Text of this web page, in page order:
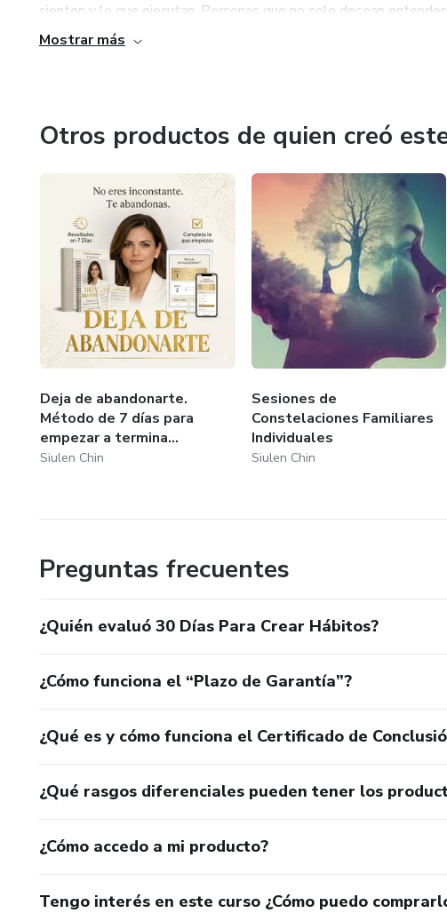
sienten y lo que ejecutan. Personas que no solo desean
Mostrar más
Otros productos de quien creó
Deja de abandonarte.
Método de 7 días para
empezar a termina...
Siulen Chin
Sesiones de
Constelaciones Familiares
Individuales
Siulen Chin
Preguntas frecuentes
¿Quién evaluó 30 Días Para Crear Hábitos?
¿Cómo funciona el “Plazo de Garantía”?
¿Qué es y cómo funciona el Certificado de
¿Qué rasgos diferenciales pueden tener los
¿Cómo accedo a mi producto?
Tengo interés en este curso ¿Cómo puedo